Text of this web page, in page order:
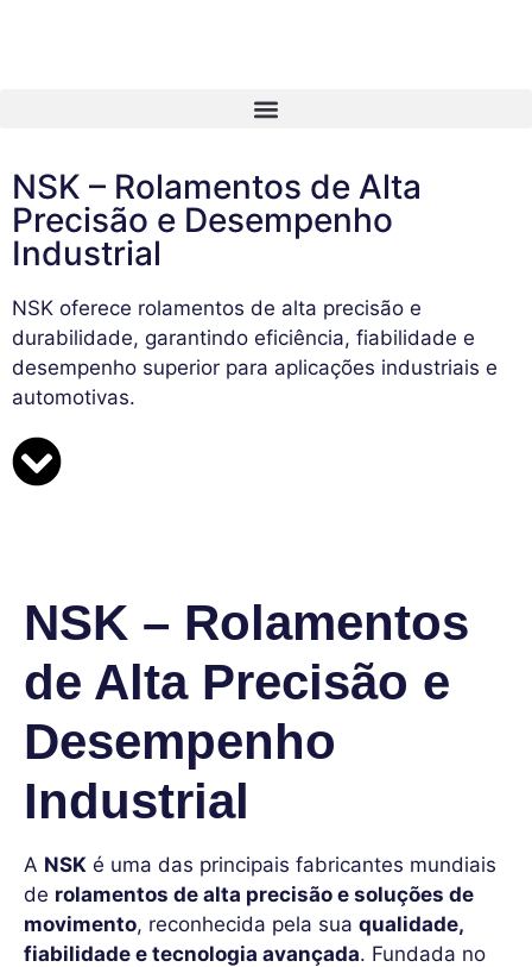
NSK – Rolamentos de Alta
Precisão e Desempenho
Industrial
NSK oferece rolamentos de alta precisão e
durabilidade, garantindo eficiência, fiabilidade e
desempenho superior para aplicações industriais e
automotivas.
NSK – Rolamentos
de Alta Precisão e
Desempenho
Industrial
A NSK é uma das principais fabricantes mundiais
de rolamentos de alta precisão e soluções de
movimento, reconhecida pela sua qualidade,
fiabilidade e tecnologia avançada. Fundada no